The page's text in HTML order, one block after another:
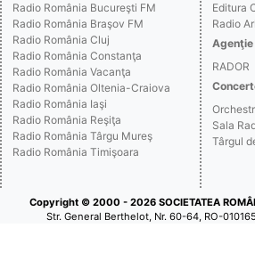
Radio România Bucureşti FM
Radio România Braşov FM
Radio România Cluj
Radio România Constanţa
Radio România Vacanţa
Radio România Oltenia-Craiova
Radio România Iaşi
Radio România Reşiţa
Radio România Târgu Mureş
Radio România Timişoara
Editura
Radio
RADOR
Sala
Târgul
Copyright © 2000 - 2026 SOCIETATEA
Str. General Berthelot, Nr. 60-64, RO-